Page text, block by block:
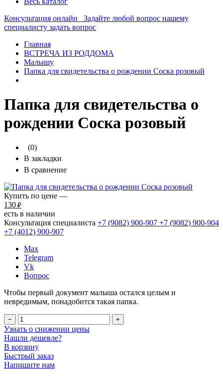
Консультация онлайн
Задайте любой вопрос нашему
специалисту задать вопрос
Главная
ВСТРЕЧА ИЗ РОДДОМА
Малышу
Папка для свидетельства о рождении Соска розовый
Папка для свидетельства о
рождении Соска розовый
(0)
В закладки
В сравнение
Купить по цене —
130 ₽
есть в наличии
Консультация специалиста +7 (9082) 900-907 +7 (9082) 900-904
+7 (4012) 900-907
Max
Telegram
Vk
Вопрос
Чтобы первый документ малыша остался целым и
невредимым, понадобится такая папка.
− +
Узнать о снижении цены
Нашли дешевле?
В корзину
Быстрый заказ
Напишите нам